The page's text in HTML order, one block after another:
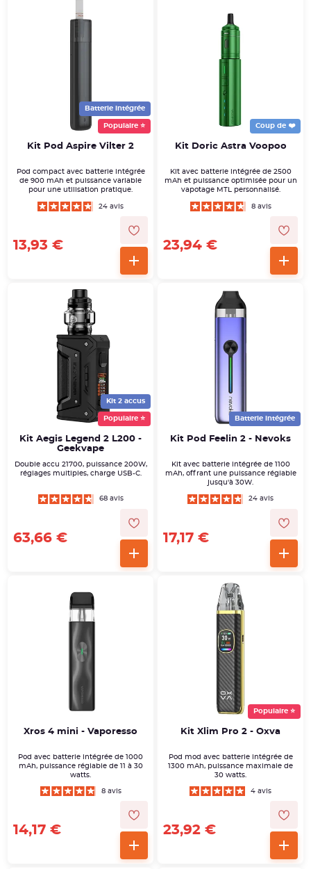
Batterie intégrée
Populaire ⭐
Kit Pod Aspire Vilter 2
Pod compact avec batterie intégrée
de 900 mAh et puissance variable
pour une utilisation pratique.
24 avis
13,93 €
Coup de ❤️
Kit Doric Astra Voopoo
Kit avec batterie intégrée de 2500
mAh et puissance optimisée pour un
vapotage MTL personnalisé.
8 avis
23,94 €
Kit 2 accus
Populaire ⭐
Kit Aegis Legend 2 L200 -
Geekvape
Double accu 21700, puissance 200W,
réglages multiples, charge USB-C.
68 avis
63,66 €
Batterie intégrée
Kit Pod Feelin 2 - Nevoks
Kit avec batterie intégrée de 1100
mAh, offrant une puissance réglable
jusqu'à 30W.
24 avis
17,17 €
Xros 4 mini - Vaporesso
Pod avec batterie intégrée de 1000
mAh, puissance réglable de 11 à 30
watts.
8 avis
14,17 €
Populaire ⭐
Kit Xlim Pro 2 - Oxva
Pod mod avec batterie intégrée de
1300 mAh, puissance maximale de
30 watts.
4 avis
23,92 €